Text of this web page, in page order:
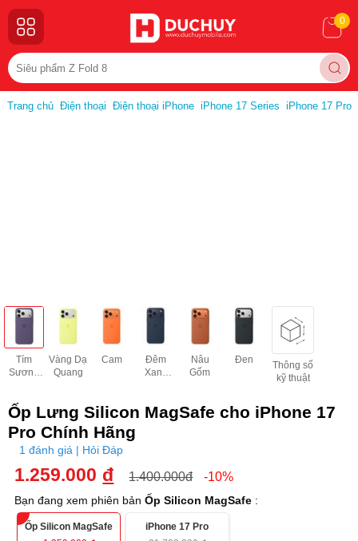
0
Trang chủ Điện thoại Điện thoại iPhone iPhone 17 Series iPhone 17 Pro
Tím
Sương
Vàng Dạ
Quang
Cam
Đêm
Xanh
Nâu
Gốm
Đen
Thông số
kỹ thuật
Ốp Lưng Silicon MagSafe cho iPhone 17
Pro Chính Hãng
1 đánh giá | Hỏi Đáp
1.259.000 đ 1.400.000đ -10%
Bạn đang xem phiên bảnỐp Silicon MagSafe :
Ốp Silicon MagSafe
iPhone 17 Pro